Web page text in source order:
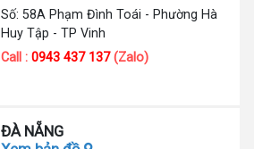
Số: 58A Phạm Đình Toái - Phường Hà
Huy Tập - TP Vinh
Call :0943 437 137(Zalo)
ĐÀ NẴNG